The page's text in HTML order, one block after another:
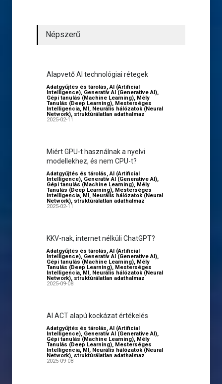
Népszerű
Alapvető AI technológiai rétegek
Adatgyűjtés és tárolás,AI (Artificial
Intelligence), Generatív AI (Generative AI),
Gépi tanulás (Machine Learning), Mély
Tanulás (Deep Learning), Mesterséges
Intelligencia, MI, Neurális hálózatok (Neural
Network), struktúrálatlan adathalmaz
2025-02-11
Miért GPU-t használnak a nyelvi
modellekhez, és nem CPU-t?
Adatgyűjtés és tárolás,AI (Artificial
Intelligence), Generatív AI (Generative AI),
Gépi tanulás (Machine Learning), Mély
Tanulás (Deep Learning), Mesterséges
Intelligencia, MI, Neurális hálózatok (Neural
Network), struktúrálatlan adathalmaz
2025-02-11
KKV-nak, internet nélküli ChatGPT?
Adatgyűjtés és tárolás,AI (Artificial
Intelligence), Generatív AI (Generative AI),
Gépi tanulás (Machine Learning), Mély
Tanulás (Deep Learning), Mesterséges
Intelligencia, MI, Neurális hálózatok (Neural
Network), struktúrálatlan adathalmaz
2025-09-08
AI ACT alapú kockázat értékelés
Adatgyűjtés és tárolás,AI (Artificial
Intelligence), Generatív AI (Generative AI),
Gépi tanulás (Machine Learning), Mély
Tanulás (Deep Learning), Mesterséges
Intelligencia, MI, Neurális hálózatok (Neural
Network), struktúrálatlan adathalmaz
2025-09-08